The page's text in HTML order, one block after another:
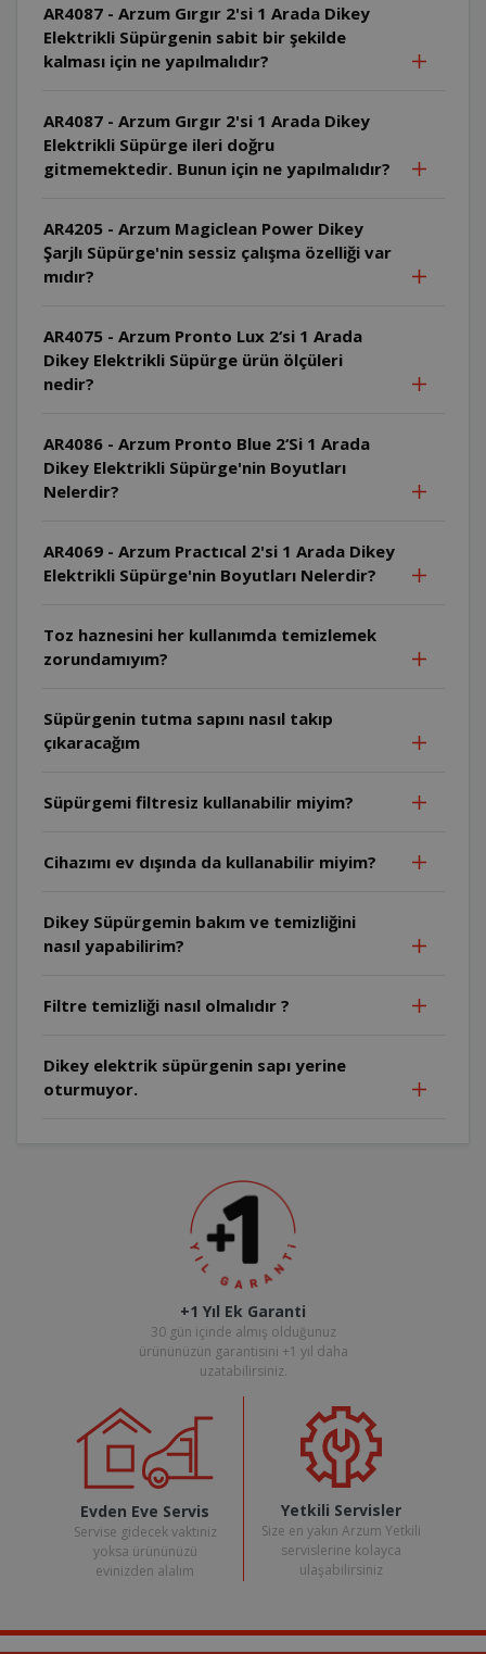
AR4087 - Arzum Gırgır 2'si 1 Arada Dikey
Elektrikli Süpürgenin sabit bir şekilde
kalması için ne yapılmalıdır?
AR4087 - Arzum Gırgır 2'si 1 Arada Dikey
Elektrikli Süpürge ileri doğru
gitmemektedir. Bunun için ne yapılmalıdır?
AR4205 - Arzum Magiclean Power Dikey
Şarjlı Süpürge'nin sessiz çalışma özelliği var
mıdır?
AR4075 - Arzum Pronto Lux 2‘si 1 Arada
Dikey Elektrikli Süpürge ürün ölçüleri
nedir?
AR4086 - Arzum Pronto Blue 2‘Si 1 Arada
Dikey Elektrikli Süpürge'nin Boyutları
Nelerdir?
AR4069 - Arzum Practıcal 2'si 1 Arada Dikey
Elektrikli Süpürge'nin Boyutları Nelerdir?
Toz haznesini her kullanımda temizlemek
zorundamıyım?
Süpürgenin tutma sapını nasıl takıp
çıkaracağım
Süpürgemi filtresiz kullanabilir miyim?
Cihazımı ev dışında da kullanabilir miyim?
Dikey Süpürgemin bakım ve temizliğini
nasıl yapabilirim?
Filtre temizliği nasıl olmalıdır ?
Dikey elektrik süpürgenin sapı yerine
oturmuyor.
+1 Yıl Ek Garanti
30 gün içinde almış olduğunuz
ürününüzün garantisini +1 yıl daha
uzatabilirsiniz.
Evden Eve Servis
Servise gidecek vaktiniz
yoksa ürününüzü
evinizden alalım
Yetkili Servisler
Size en yakın Arzum Yetkili
servislerine kolayca
ulaşabilirsiniz